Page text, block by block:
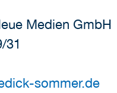
Medien GmbH
31
sommer.de